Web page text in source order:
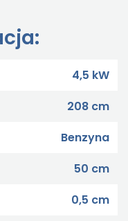
4,5 kW
208 cm
Benzyna
50 cm
0,5 cm